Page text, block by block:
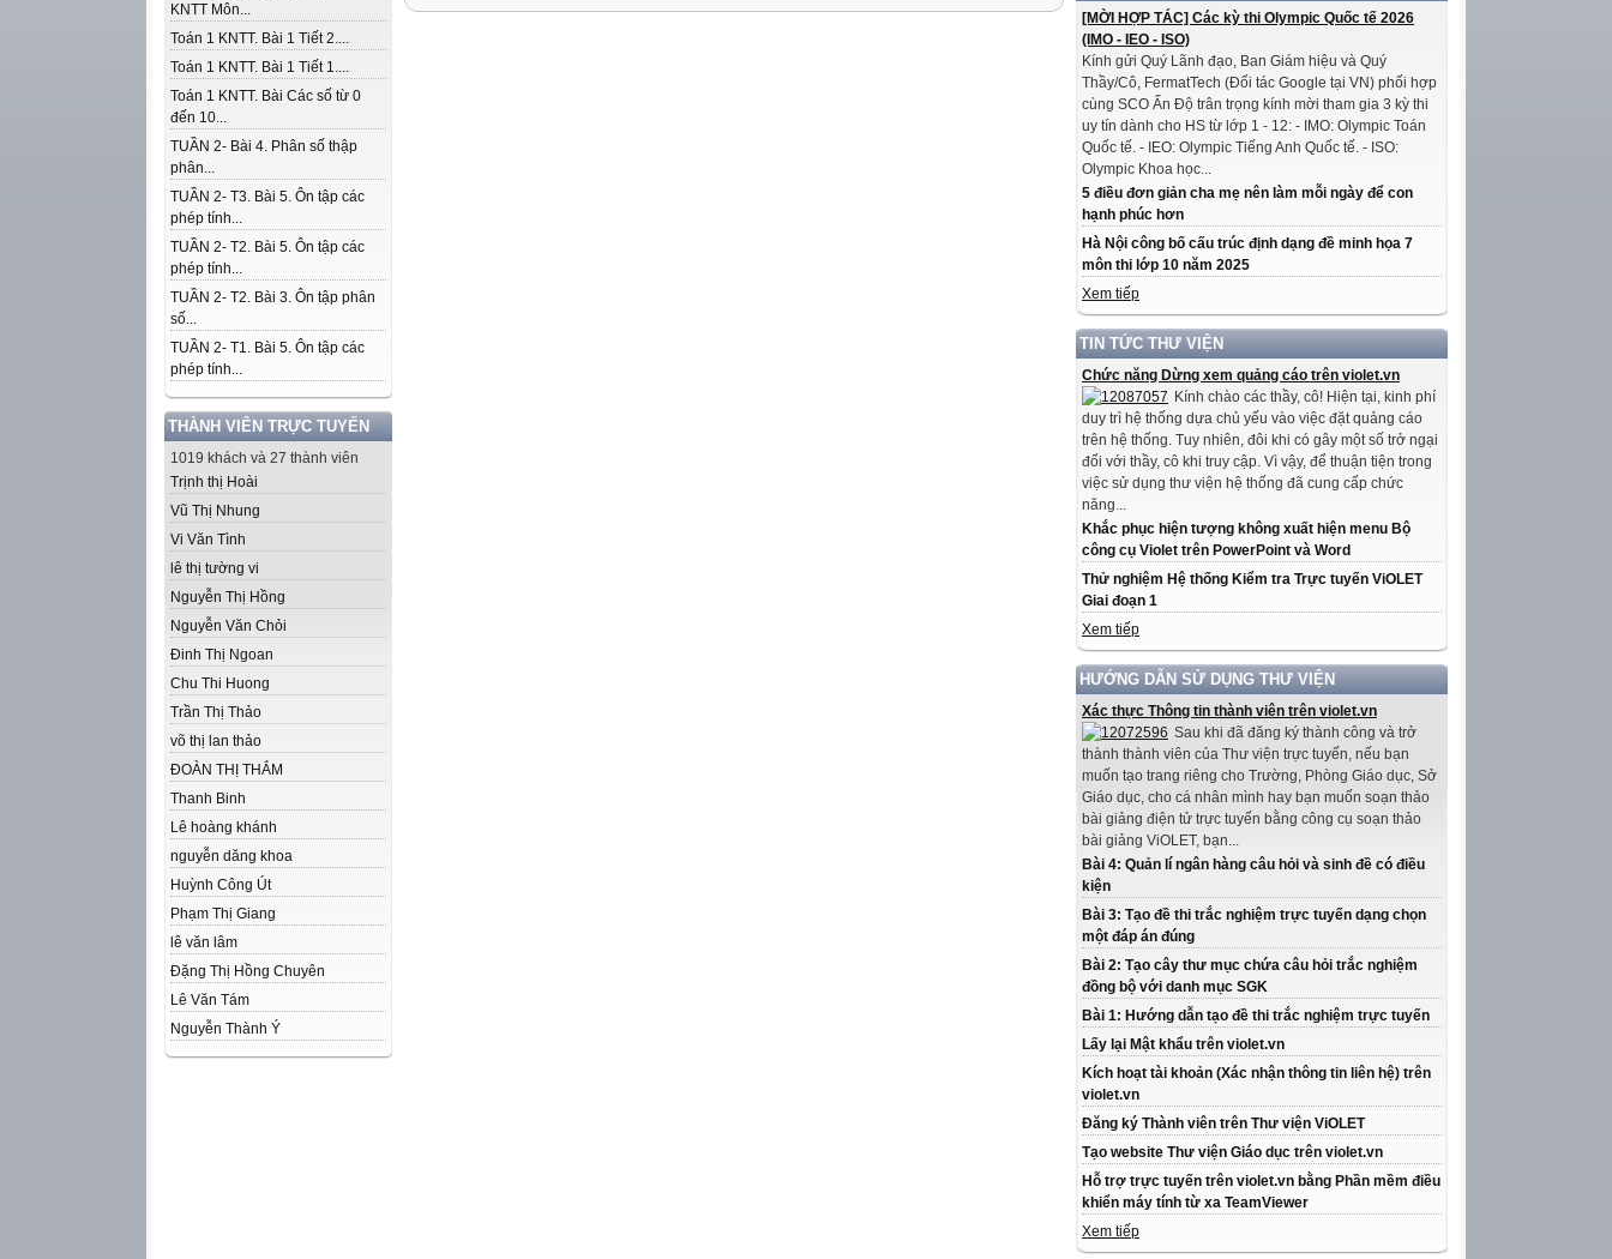
KNTT Môn...
Toán 1 KNTT. Bài 1 Tiết 2....
Toán 1 KNTT. Bài 1 Tiết 1....
Toán 1 KNTT. Bài Các số từ 0
đến 10...
TUẦN 2- Bài 4. Phân số thập
phân...
TUẦN 2- T3. Bài 5. Ôn tập các
phép tính...
TUẦN 2- T2. Bài 5. Ôn tập các
phép tính...
TUẦN 2- T2. Bài 3. Ôn tập phân
số...
TUẦN 2- T1. Bài 5. Ôn tập các
phép tính...
THÀNH VIÊN TRỰC TUYẾN
1019 khách và 27 thành viên
Trịnh thị Hoài
Vũ Thị Nhung
Vi Văn Tình
lê thị tường vi
Nguyễn Thị Hồng
Nguyễn Văn Chỏi
Đinh Thị Ngoan
Chu Thi Huong
Trần Thị Thảo
võ thị lan thảo
ĐOÀN THỊ THẮM
Thanh Binh
Lê hoàng khánh
nguyễn dăng khoa
Huỳnh Công Út
Phạm Thị Giang
lê văn lâm
Đặng Thị Hồng Chuyên
Lê Văn Tám
Nguyễn Thành Ý
[MỜI HỢP TÁC] Các kỳ thi Olympic Quốc tế 2026
(IMO - IEO - ISO)
Kính gửi Quý Lãnh đạo, Ban Giám hiệu và Quý
Thầy/Cô, FermatTech (Đối tác Google tại VN) phối hợp
cùng SCO Ấn Độ trân trọng kính mời tham gia 3 kỳ thi
uy tín dành cho HS từ lớp 1 - 12: - IMO: Olympic Toán
Quốc tế. - IEO: Olympic Tiếng Anh Quốc tế. - ISO:
Olympic Khoa học...
5 điều đơn giản cha mẹ nên làm mỗi ngày để con
hạnh phúc hơn
Hà Nội công bố cấu trúc định dạng đề minh họa 7
môn thi lớp 10 năm 2025
Xem tiếp
TIN TỨC THƯ VIỆN
Chức năng Dừng xem quảng cáo trên violet.vn
Kính chào các thầy, cô! Hiện tại, kinh phí
duy trì hệ thống dựa chủ yếu vào việc đặt quảng cáo
trên hệ thống. Tuy nhiên, đôi khi có gây một số trở ngại
đối với thầy, cô khi truy cập. Vì vậy, để thuận tiện trong
việc sử dụng thư viện hệ thống đã cung cấp chức
năng...
Khắc phục hiện tượng không xuất hiện menu Bộ
công cụ Violet trên PowerPoint và Word
Thử nghiệm Hệ thống Kiểm tra Trực tuyến ViOLET
Giai đoạn 1
Xem tiếp
HƯỚNG DẪN SỬ DỤNG THƯ VIỆN
Xác thực Thông tin thành viên trên violet.vn
Sau khi đã đăng ký thành công và trở
thành thành viên của Thư viện trực tuyến, nếu bạn
muốn tạo trang riêng cho Trường, Phòng Giáo dục, Sở
Giáo dục, cho cá nhân mình hay bạn muốn soạn thảo
bài giảng điện tử trực tuyến bằng công cụ soạn thảo
bài giảng ViOLET, bạn...
Bài 4: Quản lí ngân hàng câu hỏi và sinh đề có điều
kiện
Bài 3: Tạo đề thi trắc nghiệm trực tuyến dạng chọn
một đáp án đúng
Bài 2: Tạo cây thư mục chứa câu hỏi trắc nghiệm
đồng bộ với danh mục SGK
Bài 1: Hướng dẫn tạo đề thi trắc nghiệm trực tuyến
Lấy lại Mật khẩu trên violet.vn
Kích hoạt tài khoản (Xác nhận thông tin liên hệ) trên
violet.vn
Đăng ký Thành viên trên Thư viện ViOLET
Tạo website Thư viện Giáo dục trên violet.vn
Hỗ trợ trực tuyến trên violet.vn bằng Phần mềm điều
khiển máy tính từ xa TeamViewer
Xem tiếp